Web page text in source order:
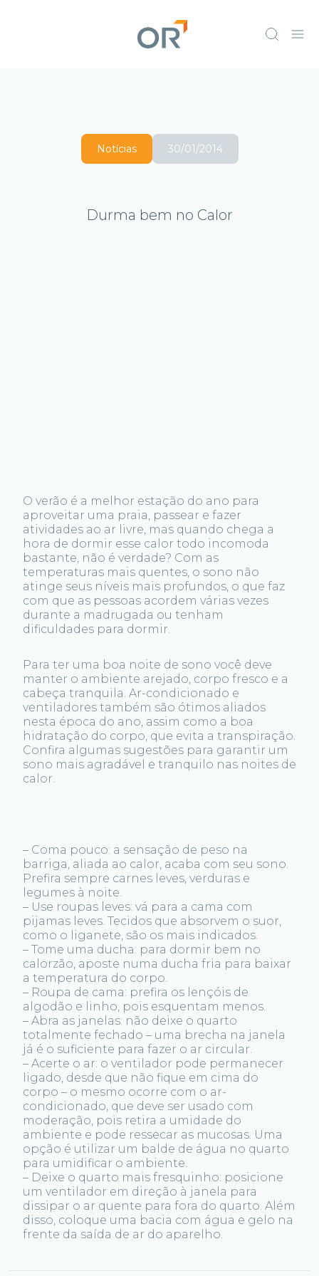
Notícias 30/01/2014
Durma bem no Calor
O verão é a melhor estação do ano para
aproveitar uma praia, passear e fazer
atividades ao ar livre, mas quando chega a
hora de dormir esse calor todo incomoda
bastante, não é verdade? Com as
temperaturas mais quentes, o sono não
atinge seus níveis mais profundos, o que faz
com que as pessoas acordem várias vezes
durante a madrugada ou tenham
dificuldades para dormir.
Para ter uma boa noite de sono você deve
manter o ambiente arejado, corpo fresco e a
cabeça tranquila. Ar-condicionado e
ventiladores também são ótimos aliados
nesta época do ano, assim como a boa
hidratação do corpo, que evita a transpiração.
Confira algumas sugestões para garantir um
sono mais agradável e tranquilo nas noites de
calor.
– Coma pouco: a sensação de peso na
barriga, aliada ao calor, acaba com seu sono.
Prefira sempre carnes leves, verduras e
legumes à noite.
– Use roupas leves: vá para a cama com
pijamas leves. Tecidos que absorvem o suor,
como o liganete, são os mais indicados.
– Tome uma ducha: para dormir bem no
calorzão, aposte numa ducha fria para baixar
a temperatura do corpo.
– Roupa de cama: prefira os lençóis de
algodão e linho, pois esquentam menos.
– Abra as janelas: não deixe o quarto
totalmente fechado – uma brecha na janela
já é o suficiente para fazer o ar circular.
– Acerte o ar: o ventilador pode permanecer
ligado, desde que não fique em cima do
corpo – o mesmo ocorre com o ar-
condicionado, que deve ser usado com
moderação, pois retira a umidade do
ambiente e pode ressecar as mucosas. Uma
opção é utilizar um balde de água no quarto
para umidificar o ambiente.
– Deixe o quarto mais fresquinho: posicione
um ventilador em direção à janela para
dissipar o ar quente para fora do quarto. Além
disso, coloque uma bacia com água e gelo na
frente da saída de ar do aparelho.